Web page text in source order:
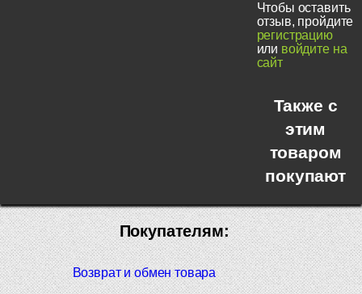
Чтобы оставить
отзыв, пройдите
регистрацию
или войдите на
сайт
Также с
этим
товаром
покупают
Покупателям:
Возврат и обмен товара